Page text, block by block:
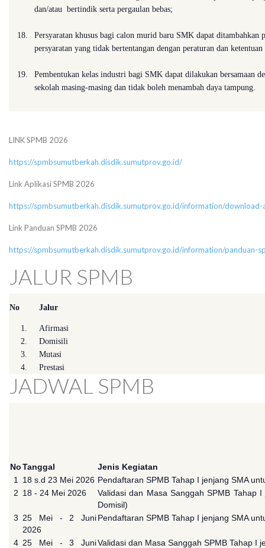
dan/atau bertindik serta pergaulan bebas;
18.
Persyaratan khusus bagi calon murid baru SMK dapat ditambahkan
persyaratan yang tidak bertentangan dengan peraturan dan
19.
Pembentukan kelas industri bagi SMK dapat dilakukan bersamaan
sekolah masing-masing dan tidak boleh menambah daya tampung.
LINK SPMB 2026
https://spmbsumutberkah.disdik.sumutprov.go.id/
Link Aplikasi SPMB 2026
https://spmbsumutberkah.disdik.sumutprov.go.id/information/
Link Panduan SPMB 2026
https://spmbsumutberkah.disdik.sumutprov.go.id/information/panduan-
JALUR SPMB
No Jalur
1.
Afirmasi
2.
Domisili
3.
Mutasi
4.
Prestasi
JADWAL SPMB
NoTanggal
Jenis Kegiatan
1
18 s.d 23 Mei 2026 Pendaftaran SPMB Tahap I jenjang SMA
2 18 - 24 Mei 2026
Validasi dan Masa Sanggah SPMB Tahap
Domisil)
3 25 Mei - 2 Juni
2026
Pendaftaran SPMB Tahap I jenjang SMA
4 25 Mei - 3 JuniValidasi dan Masa Sanggah SPMB Tahap I